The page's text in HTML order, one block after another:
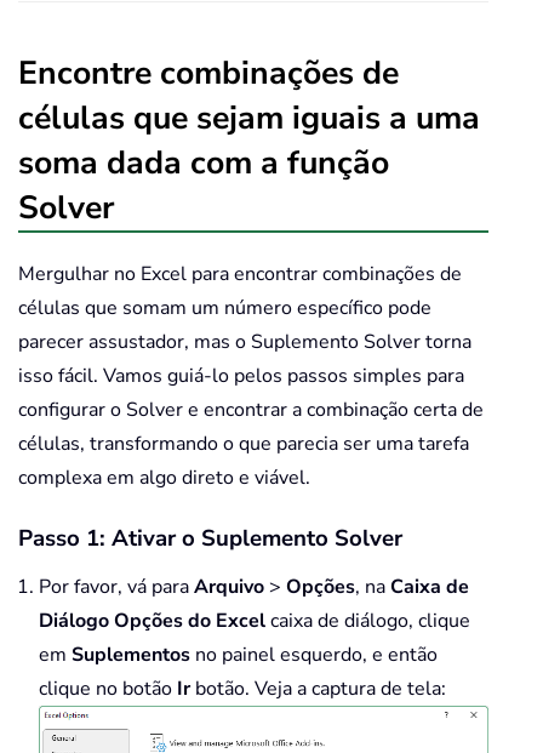
Encontre combinações de
células que sejam iguais a uma
soma dada com a função
Solver
Mergulhar no Excel para encontrar combinações de
células que somam um número específico pode
parecer assustador, mas o Suplemento Solver torna
isso fácil. Vamos guiá-lo pelos passos simples para
configurar o Solver e encontrar a combinação certa de
células, transformando o que parecia ser uma tarefa
complexa em algo direto e viável.
Passo 1: Ativar o Suplemento Solver
Por favor, vá paraArquivo > Opções, naCaixa de
Diálogo Opções do Excelcaixa de diálogo, clique
em Suplementos no painel esquerdo, e então
clique no botão Irbotão. Veja a captura de tela: